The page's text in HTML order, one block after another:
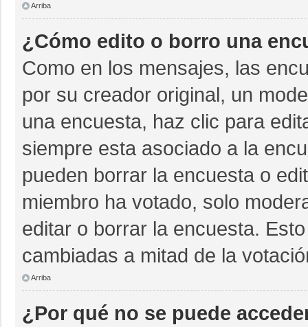
Arriba
¿Cómo edito o borro una
Como en los mensajes, las
por su creador original, un
una encuesta, haz clic para
siempre esta asociado a la
pueden borrar la encuesta o
miembro ha votado, solo
editar o borrar la encuesta.
cambiadas a mitad de la
Arriba
¿Por qué no se puede